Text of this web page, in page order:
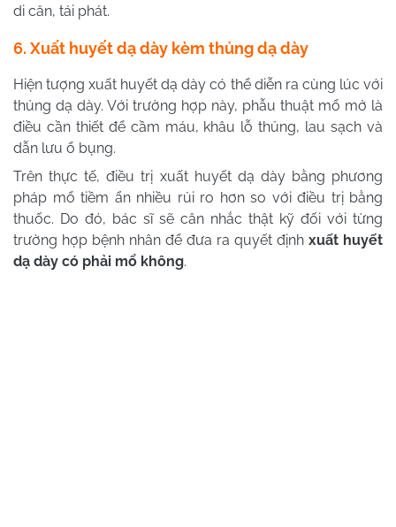
di căn, tái phát.
6. Xuất huyết dạ dày kèm thủng dạ dày
Hiện tượng xuất huyết dạ dày có thể diễn ra cùng lúc với
thủng dạ dày. Với trường hợp này, phẫu thuật mổ mở là
điều cần thiết để cầm máu, khâu lỗ thủng, lau sạch và
dẫn lưu ổ bụng.
Trên thực tế, điều trị xuất huyết dạ dày bằng phương
pháp mổ tiềm ẩn nhiều rủi ro hơn so với điều trị bằng
thuốc. Do đó, bác sĩ sẽ cân nhắc thật kỹ đối với từng
trường hợp bệnh nhân để đưa ra quyết định xuất huyết
dạ dày có phải mổ không.